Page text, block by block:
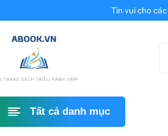
Tin vui cho
Tất cả danh mục